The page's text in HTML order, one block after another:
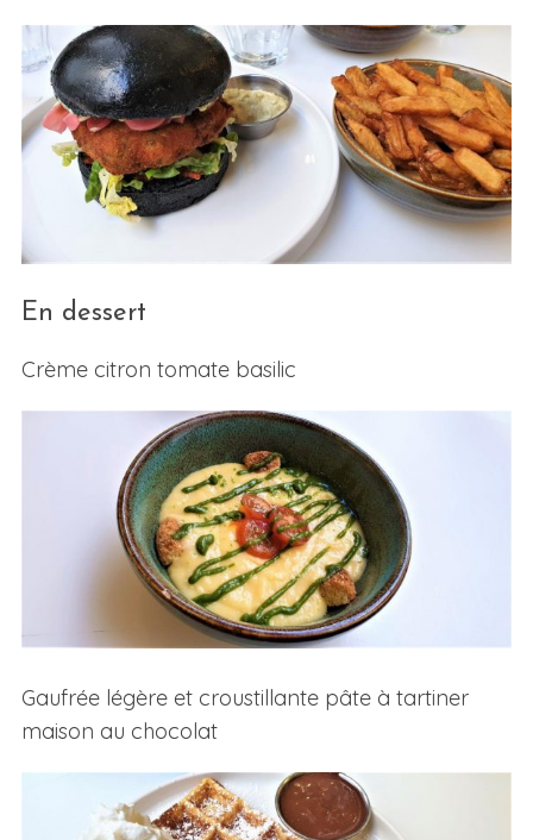
En dessert
Crème citron tomate basilic
Gaufrée légère et croustillante pâte à tartiner
maison au chocolat